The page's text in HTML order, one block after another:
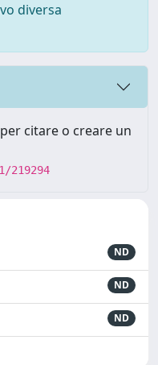
diversa
citare o creare un
219294
ND
ND
ND